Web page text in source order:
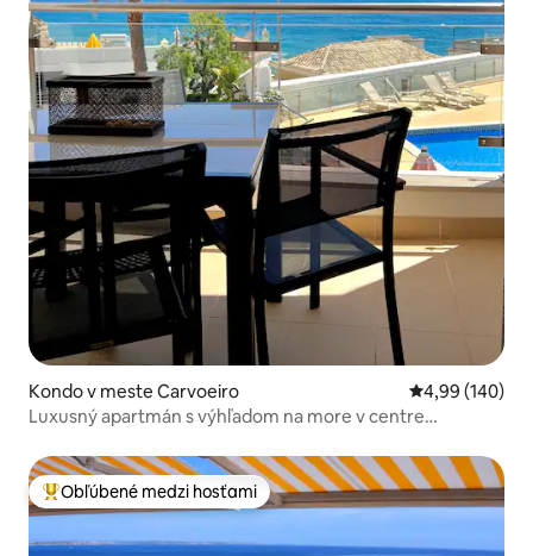
Kondo v meste Carvoeiro Priemerné
4,99 (140)
Luxusný apartmán s výhľadom na more v centre
Najobľúbenejšie medzi hosťami
Obľúbené medzi hosťami